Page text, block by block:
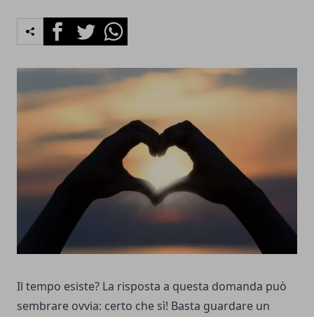
FacebookTwitterWhatsapp
Il tempo esiste? La risposta a questa domanda può
sembrare ovvia: certo che sì! Basta guardare un